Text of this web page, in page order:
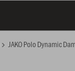
JAKO Polo Dynamic